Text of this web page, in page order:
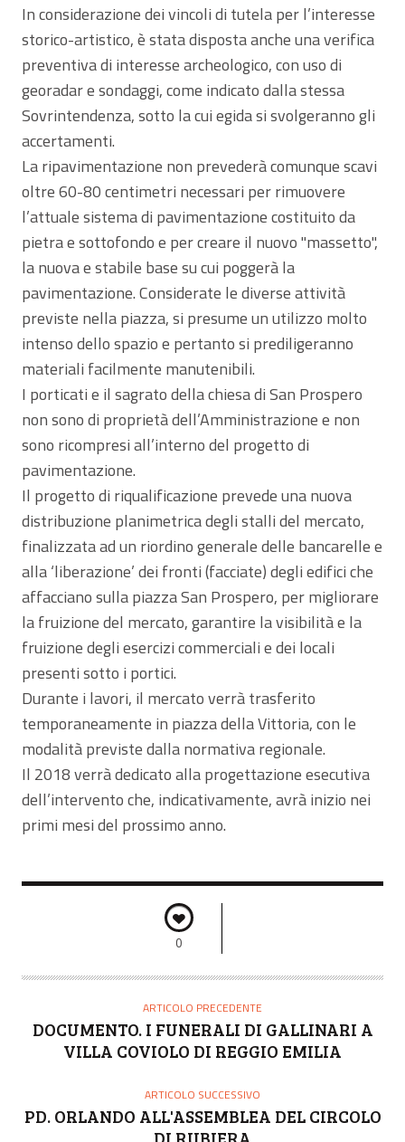
In considerazione dei vincoli di tutela per l’interesse
storico-artistico, è stata disposta anche una verifica
preventiva di interesse archeologico, con uso di
georadar e sondaggi, come indicato dalla stessa
Sovrintendenza, sotto la cui egida si svolgeranno gli
accertamenti.
La ripavimentazione non prevederà comunque scavi
oltre 60-80 centimetri necessari per rimuovere
l’attuale sistema di pavimentazione costituito da
pietra e sottofondo e per creare il nuovo "massetto",
la nuova e stabile base su cui poggerà la
pavimentazione. Considerate le diverse attività
previste nella piazza, si presume un utilizzo molto
intenso dello spazio e pertanto si prediligeranno
materiali facilmente manutenibili.
I porticati e il sagrato della chiesa di San Prospero
non sono di proprietà dell’Amministrazione e non
sono ricompresi all’interno del progetto di
pavimentazione.
Il progetto di riqualificazione prevede una nuova
distribuzione planimetrica degli stalli del mercato,
finalizzata ad un riordino generale delle bancarelle e
alla ‘liberazione’ dei fronti (facciate) degli edifici che
affacciano sulla piazza San Prospero, per migliorare
la fruizione del mercato, garantire la visibilità e la
fruizione degli esercizi commerciali e dei locali
presenti sotto i portici.
Durante i lavori, il mercato verrà trasferito
temporaneamente in piazza della Vittoria, con le
modalità previste dalla normativa regionale.
Il 2018 verrà dedicato alla progettazione esecutiva
dell’intervento che, indicativamente, avrà inizio nei
primi mesi del prossimo anno.
0
ARTICOLO PRECEDENTE
DOCUMENTO. I FUNERALI DI GALLINARI A
VILLA COVIOLO DI REGGIO EMILIA
ARTICOLO SUCCESSIVO
PD. ORLANDO ALL'ASSEMBLEA DEL CIRCOLO